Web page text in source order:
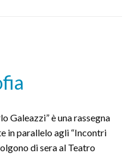
e
cultura”
Galeazzi” è una rassegna
in parallelo agli “Incontri
di sera al Teatro